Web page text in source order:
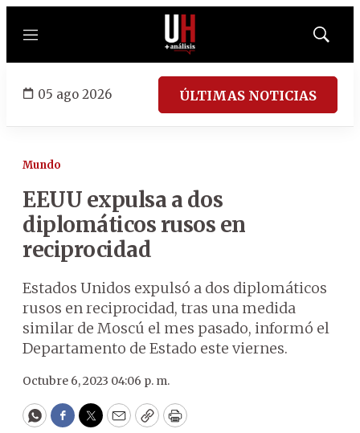
Menú
Mostrar
05 ago 2026 ÚLTIMAS NOTICIAS
Mundo
EEUU expulsa a dos
diplomáticos rusos en
reciprocidad
Estados Unidos expulsó a dos diplomáticos
rusos en reciprocidad, tras una medida
similar de Moscú el mes pasado, informó el
Departamento de Estado este viernes.
Octubre 6, 2023 04:06 p. m.
WhatsApp
Facebook
Twitter
EmailCopyPrint